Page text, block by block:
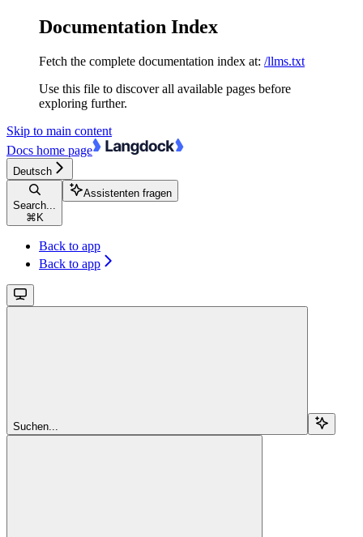
Documentation Index
Fetch the complete documentation index at: /llms.txt
Use this file to discover all available pages before
exploring further.
Skip to main content
Docs home page
Deutsch
Search...
⌘ K
Assistenten fragen
Back to app
Back to app
Suchen...